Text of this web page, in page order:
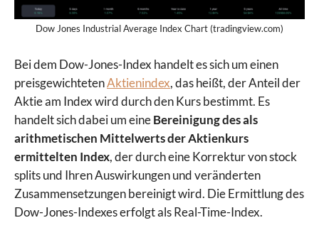
Dow Jones Industrial Average Index Chart (tradingview.com)
Bei dem Dow-Jones-Index handelt es sich um einen
preisgewichtetenAktienindex, das heißt, der Anteil der
Aktie am Index wird durch den Kurs bestimmt. Es
handelt sich dabei um eineBereinigung des als
arithmetischen Mittelwerts der Aktienkurs
ermittelten Index, der durch eine Korrektur von stock
splits und Ihren Auswirkungen und veränderten
Zusammensetzungen bereinigt wird. Die Ermittlung des
Dow-Jones-Indexes erfolgt als Real-Time-Index.